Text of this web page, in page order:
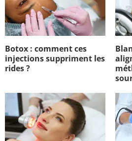
Botox : comment ces
injections suppriment les
rides ?